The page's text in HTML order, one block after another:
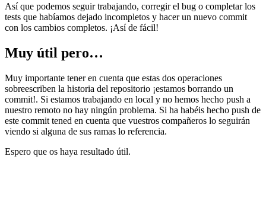
Así que podemos seguir trabajando, corregir el bug o completar los
tests que habíamos dejado incompletos y hacer un nuevo commit
con los cambios completos. ¡Así de fácil!
Muy útil pero…
Muy importante tener en cuenta que estas dos operaciones
sobreescriben la historia del repositorio ¡estamos borrando un
commit!. Si estamos trabajando en local y no hemos hecho push a
nuestro remoto no hay ningún problema. Si ha habéis hecho push de
este commit tened en cuenta que vuestros compañeros lo seguirán
viendo si alguna de sus ramas lo referencia.
Espero que os haya resultado útil.